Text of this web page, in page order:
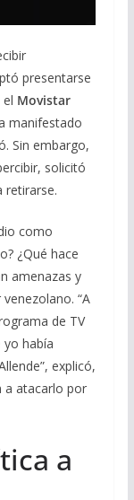
presentarse
Movistar
manifestado
Sin embargo,
solicitó
retirarse.
como
¿Qué hace
amenazas y
“A
de TV
había
explicó,
a atacarlo por
a